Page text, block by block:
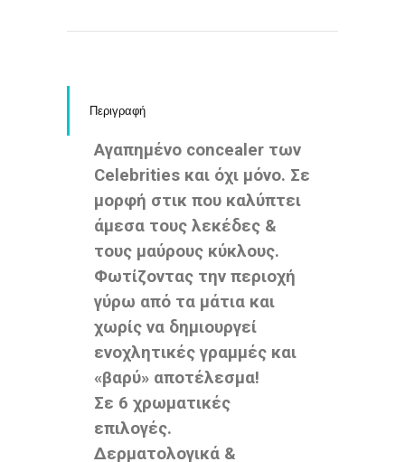
Περιγραφή
Αγαπημένο concealer των
Celebrities και όχι μόνο. Σε
μορφή στικ που καλύπτει
άμεσα τους λεκέδες &
τους μαύρους κύκλους.
Φωτίζοντας την περιοχή
γύρω από τα μάτια και
χωρίς να δημιουργεί
ενοχλητικές γραμμές και
«βαρύ» αποτέλεσμα!
Σε 6 χρωματικές
επιλογές.
Δερματολογικά &